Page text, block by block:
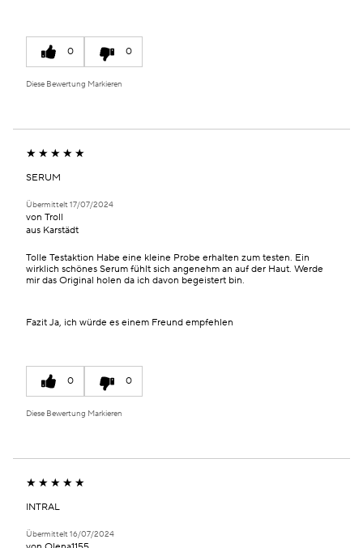
0 0
Diese Bewertung Markieren
SERUM
Übermittelt17/07/2024
von Troll
aus Karstädt
Tolle Testaktion Habe eine kleine Probe erhalten zum testen. Ein
wirklich schönes Serum fühlt sich angenehm an auf der Haut. Werde
mir das Original holen da ich davon begeistert bin.
Fazit Ja, ich würde es einem Freund empfehlen
0 0
Diese Bewertung Markieren
INTRAL
Übermittelt16/07/2024